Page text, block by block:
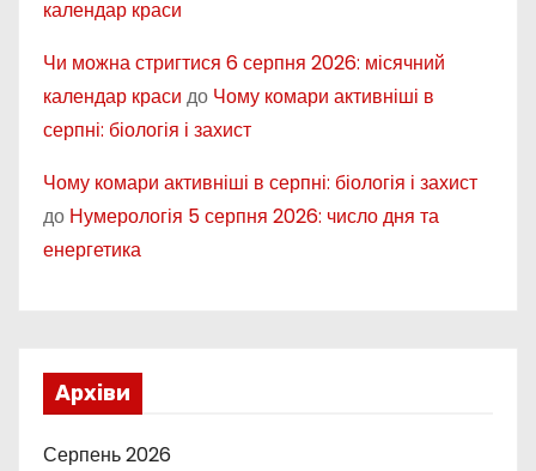
календар краси
Чи можна стригтися 6 серпня 2026: місячний
календар краси до Чому комари активніші в
серпні: біологія і захист
Чому комари активніші в серпні: біологія і захист
до Нумерологія 5 серпня 2026: число дня та
енергетика
Архіви
Серпень 2026